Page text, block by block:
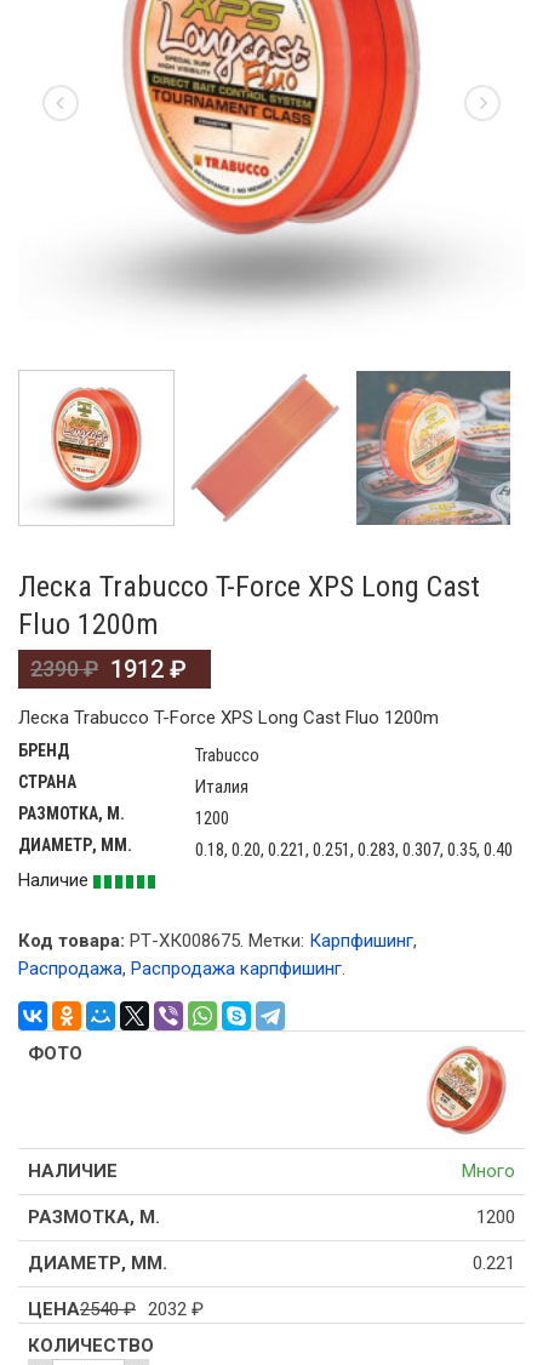
Леска Trabucco T-Force XPS Long Cast
Fluo 1200m
2390₽ 1912 ₽
Леска Trabucco T-Force XPS Long Cast Fluo 1200m
БРЕНД Trabucco
СТРАНА Италия
РАЗМОТКА, М. 1200
ДИАМЕТР, ММ.
0.18, 0.20, 0.221, 0.251, 0.283, 0.307, 0.35, 0.40
Наличие
Код товара: РТ-ХК008675. Метки: Карпфишинг,
Распродажа, Распродажа карпфишинг.
Много
1200
0.221
2540₽ 2032 ₽